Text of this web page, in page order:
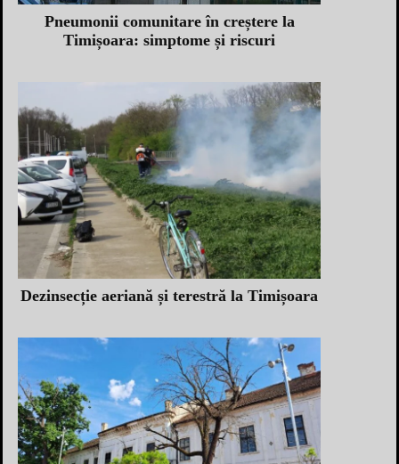
Pneumonii comunitare în creștere la
Timișoara: simptome și riscuri
Dezinsecție aeriană și terestră la Timișoara